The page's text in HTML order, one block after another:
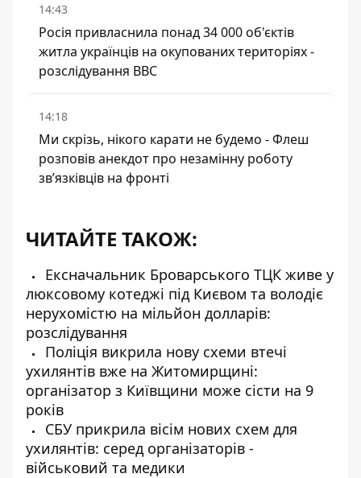
14:43
Росія привласнила понад 34 000 об'єктів
житла українців на окупованих територіях -
розслідування BBC
14:18
Ми скрізь, нікого карати не будемо - Флеш
розповів анекдот про незамінну роботу
зв’язківців на фронті
ЧИТАЙТЕ ТАКОЖ:
Ексначальник Броварського ТЦК живе у
люксовому котеджі під Києвом та володіє
нерухомістю на мільйон долларів:
розслідування
Поліція викрила нову схеми втечі
ухилянтів вже на Житомирщині:
організатор з Київщини може сісти на 9
років
СБУ прикрила вісім нових схем для
ухилянтів: серед організаторів -
військовий та медики